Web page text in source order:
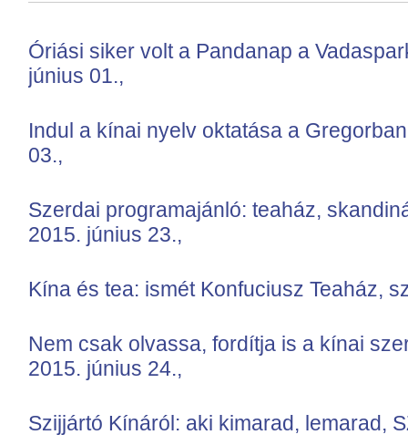
Óriási siker volt a Pandanap a
június 01.,
Indul a kínai nyelv oktatása a
03.,
Szerdai programajánló: teaház,
2015. június 23.,
Kína és tea: ismét Konfuciusz Teaház,
Nem csak olvassa, fordítja is a kínai
2015. június 24.,
Szijjártó Kínáról: aki kimarad, lemarad,